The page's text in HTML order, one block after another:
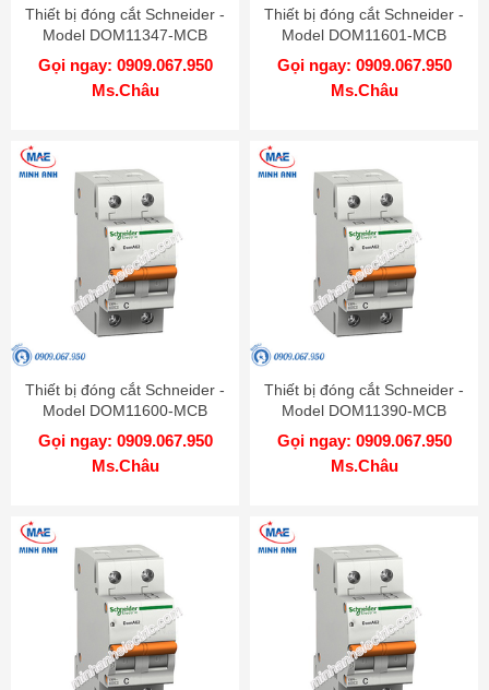
Thiết bị đóng cắt Schneider -
Model DOM11347-MCB
Gọi ngay: 0909.067.950
Ms.Châu
Thiết bị đóng cắt Schneider -
Model DOM11601-MCB
Gọi ngay: 0909.067.950
Ms.Châu
Thiết bị đóng cắt Schneider -
Model DOM11600-MCB
Gọi ngay: 0909.067.950
Ms.Châu
Thiết bị đóng cắt Schneider -
Model DOM11390-MCB
Gọi ngay: 0909.067.950
Ms.Châu